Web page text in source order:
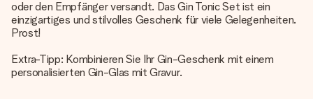
oder den Empfänger versandt. Das Gin Tonic Set ist ein
einzigartiges und stilvolles Geschenk für viele Gelegenheiten.
Prost!
Extra-Tipp: Kombinieren Sie Ihr Gin-Geschenk mit einem
personalisierten Gin-Glas mit Gravur.